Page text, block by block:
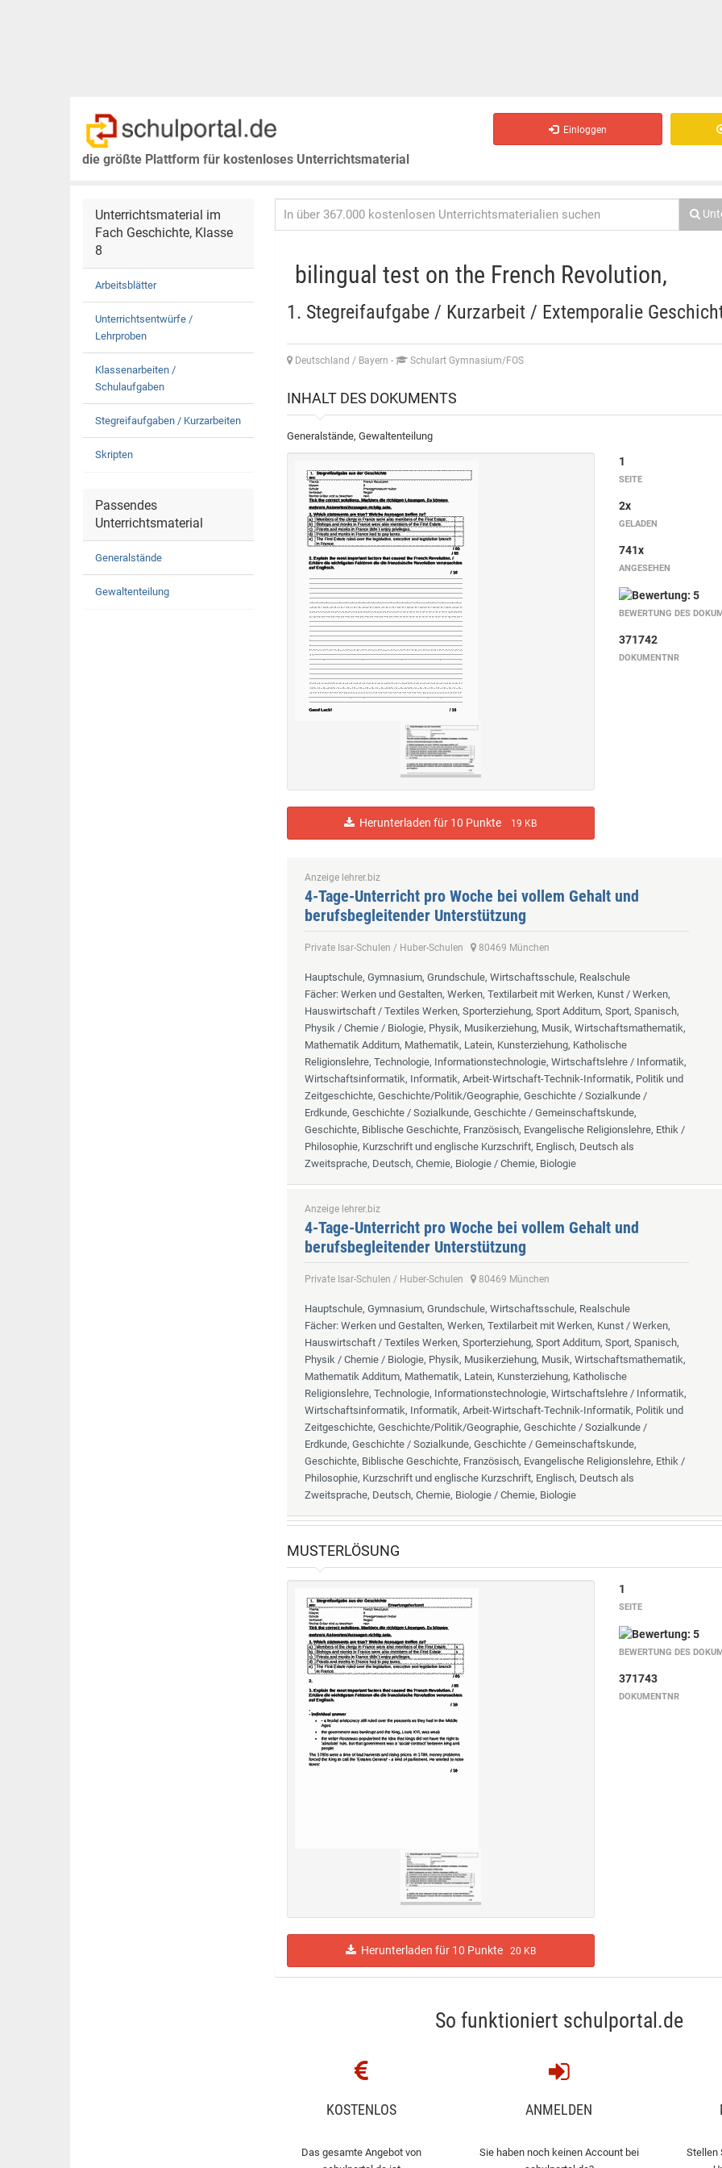
die größte Plattform für kostenloses Unterrichtsmaterial
Einloggen
Unterrichtsmaterial im
Fach Geschichte, Klasse
8
Arbeitsblätter
Unterrichtsentwürfe /
Lehrproben
Klassenarbeiten /
Schulaufgaben
Stegreifaufgaben / Kurzarbeiten
Skripten
Passendes
Unterrichtsmaterial
Generalstände
Gewaltenteilung
bilingual test on the French Revolution,
1. Stegreifaufgabe / Kurzarbeit / Extemporalie
Deutschland / Bayern - Schulart Gymnasium/FOS
INHALT DES DOKUMENTS
Generalstände, Gewaltenteilung
Herunterladen für 10 Punkte 19 KB
1
SEITE
2x
GELADEN
741x
ANGESEHEN
BEWERTUNG DES
371742
DOKUMENTNR
Anzeige lehrer.biz
4-Tage-Unterricht pro Woche bei vollem Gehalt und
berufsbegleitender Unterstützung
Private Isar-Schulen / Huber-Schulen 80469 München
Hauptschule, Gymnasium, Grundschule, Wirtschaftsschule, Realschule
Fächer: Werken und Gestalten, Werken, Textilarbeit mit Werken, Kunst / Werken,
Hauswirtschaft / Textiles Werken, Sporterziehung, Sport Additum, Sport, Spanisch,
Physik / Chemie / Biologie, Physik, Musikerziehung, Musik, Wirtschaftsmathematik,
Mathematik Additum, Mathematik, Latein, Kunsterziehung, Katholische
Religionslehre, Technologie, Informationstechnologie, Wirtschaftslehre / Informatik,
Wirtschaftsinformatik, Informatik, Arbeit-Wirtschaft-Technik-Informatik, Politik und
Zeitgeschichte, Geschichte/Politik/Geographie, Geschichte / Sozialkunde /
Erdkunde, Geschichte / Sozialkunde, Geschichte / Gemeinschaftskunde,
Geschichte, Biblische Geschichte, Französisch, Evangelische Religionslehre, Ethik /
Philosophie, Kurzschrift und englische Kurzschrift, Englisch, Deutsch als
Zweitsprache, Deutsch, Chemie, Biologie / Chemie, Biologie
Anzeige lehrer.biz
4-Tage-Unterricht pro Woche bei vollem Gehalt und
berufsbegleitender Unterstützung
Private Isar-Schulen / Huber-Schulen 80469 München
Hauptschule, Gymnasium, Grundschule, Wirtschaftsschule, Realschule
Fächer: Werken und Gestalten, Werken, Textilarbeit mit Werken, Kunst / Werken,
Hauswirtschaft / Textiles Werken, Sporterziehung, Sport Additum, Sport, Spanisch,
Physik / Chemie / Biologie, Physik, Musikerziehung, Musik, Wirtschaftsmathematik,
Mathematik Additum, Mathematik, Latein, Kunsterziehung, Katholische
Religionslehre, Technologie, Informationstechnologie, Wirtschaftslehre / Informatik,
Wirtschaftsinformatik, Informatik, Arbeit-Wirtschaft-Technik-Informatik, Politik und
Zeitgeschichte, Geschichte/Politik/Geographie, Geschichte / Sozialkunde /
Erdkunde, Geschichte / Sozialkunde, Geschichte / Gemeinschaftskunde,
Geschichte, Biblische Geschichte, Französisch, Evangelische Religionslehre, Ethik /
Philosophie, Kurzschrift und englische Kurzschrift, Englisch, Deutsch als
Zweitsprache, Deutsch, Chemie, Biologie / Chemie, Biologie
MUSTERLÖSUNG
Herunterladen für 10 Punkte 20 KB
1
SEITE
BEWERTUNG DES
371743
DOKUMENTNR
So funktioniert schulportal.de
KOSTENLOS
Das gesamte Angebot von
ANMELDEN
Sie haben noch keinen Account bei
Stellen